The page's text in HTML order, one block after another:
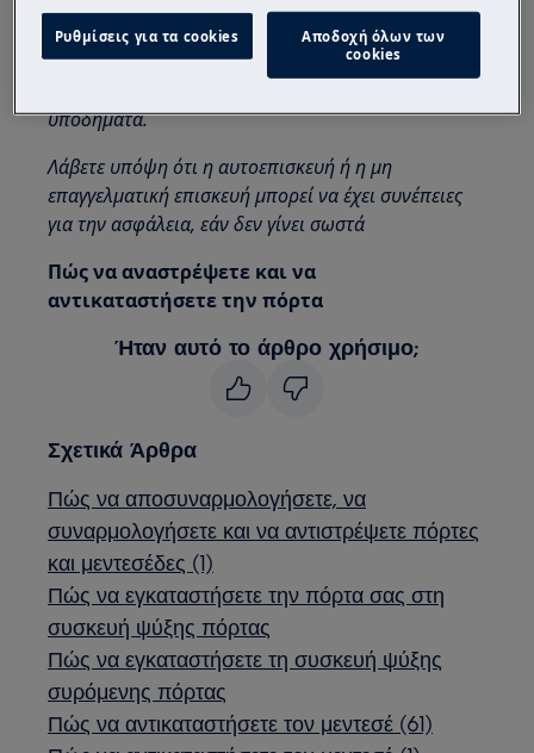
συσκευές, για βαριές συσκευές είναι απαραίτητο να
μετακινηθούν από δύο άτομα.
υποδήματα.
Λάβετε υπόψη ότι η αυτοεπισκευή ή η μη
επαγγελματική επισκευή μπορεί να έχει συνέπειες
για την ασφάλεια, εάν δεν γίνει σωστά
Πώς να αναστρέψετε και να
αντικαταστήσετε την πόρτα
Ήταν αυτό το άρθρο χρήσιμο;
Σχετικά Άρθρα
Πώς να αποσυναρμολογήσετε, να
συναρμολογήσετε και να αντιστρέψετε πόρτες
και μεντεσέδες (1)
Πώς να εγκαταστήσετε την πόρτα σας στη
συσκευή ψύξης πόρτας
Πώς να εγκαταστήσετε τη συσκευή ψύξης
συρόμενης πόρτας
Πώς να αντικαταστήσετε τον μεντεσέ (61)
Ρυθμίσεις για τα cookies
Αποδοχή όλων των
cookies